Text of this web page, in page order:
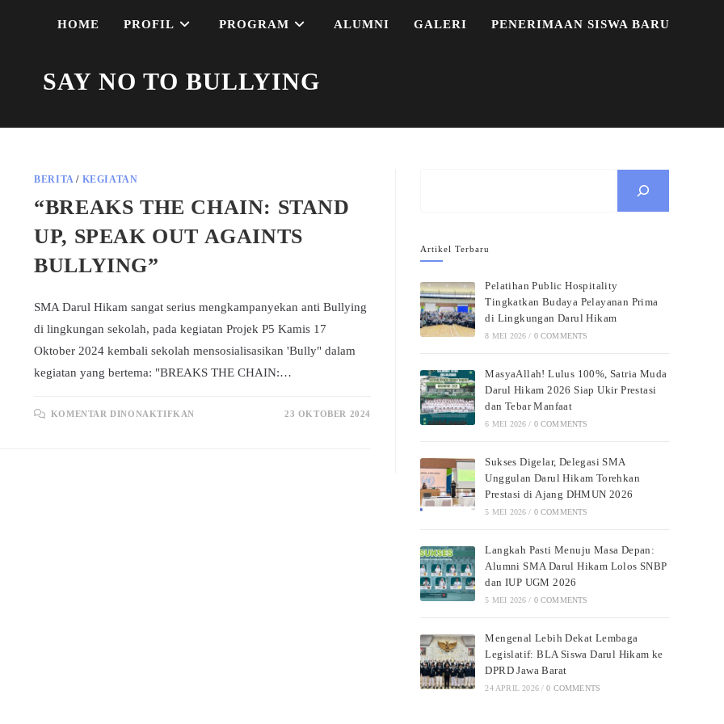
HOME PROFIL PROGRAM ALUMNI GALERI PENERIMAAN SISWA BARU
SAY NO TO BULLYING
BERITA/ KEGIATAN
“BREAKS THE CHAIN: STAND
UP, SPEAK OUT AGAINTS
BULLYING”
SMA Darul Hikam sangat serius mengkampanyekan anti Bullying
di lingkungan sekolah, pada kegiatan Projek P5 Kamis 17
Oktober 2024 kembali sekolah mensosialisasikan 'Bully" dalam
kegiatan yang bertema: "BREAKS THE CHAIN:…
KOMENTAR DINONAKTIFKANPADA
23 OKTOBER 2024
Artikel Terbaru
Pelatihan Public Hospitality
Tingkatkan Budaya Pelayanan Prima
di Lingkungan Darul Hikam
8 MEI 2026 / 0 COMMENTS
MasyaAllah! Lulus 100%, Satria Muda
Darul Hikam 2026 Siap Ukir Prestasi
dan Tebar Manfaat
6 MEI 2026 / 0 COMMENTS
Sukses Digelar, Delegasi SMA
Unggulan Darul Hikam Torehkan
Prestasi di Ajang DHMUN 2026
5 MEI 2026 / 0 COMMENTS
Langkah Pasti Menuju Masa Depan:
Alumni SMA Darul Hikam Lolos SNBP
dan IUP UGM 2026
5 MEI 2026 / 0 COMMENTS
Mengenal Lebih Dekat Lembaga
Legislatif: BLA Siswa Darul Hikam ke
DPRD Jawa Barat
24 APRIL 2026 / 0 COMMENTS